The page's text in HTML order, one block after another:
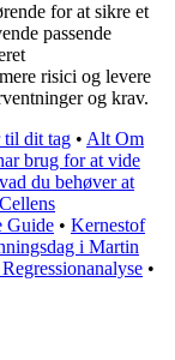
for at sikre et
passende
risici og levere
og krav.
til dit tag • Alt Om
brug for at vide
du behøver at
Cellens
Guide • Kernestof
i Martin
•